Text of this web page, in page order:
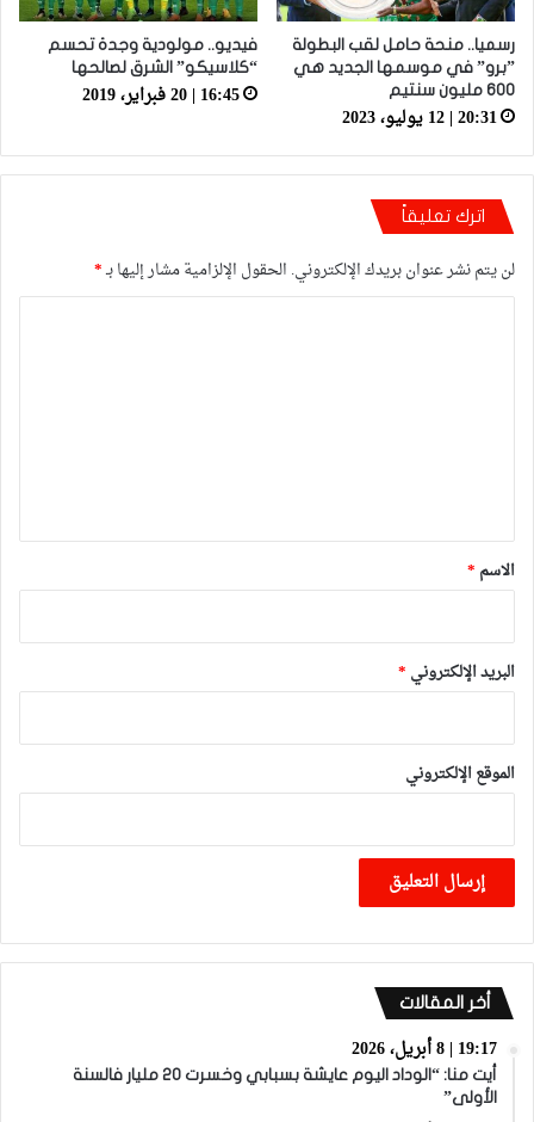
رسميا.. منحة حامل لقب البطولة
”برو” في موسمها الجديد هي
600 مليون سنتيم
20:31 | 12 يوليو، 2023
فيديو.. مولودية وجدة تحسم
“كلاسيكو” الشرق لصالحها
16:45 | 20 فبراير، 2019
اترك تعليقاً
لن يتم نشر عنوان بريدك الإلكتروني. الحقول الإلزامية مشار إليها بـ*
*
الاسم *
البريد الإلكتروني *
الموقع الإلكتروني
أخر المقالات
19:17 | 8 أبريل، 2026
أيت منا: “الوداد اليوم عايشة بسبابي وخسرت 20 مليار فالسنة
الأولى”